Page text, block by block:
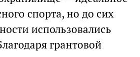
спорта, но до сих
использовались
грантовой